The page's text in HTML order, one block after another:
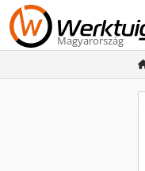
Magyarország